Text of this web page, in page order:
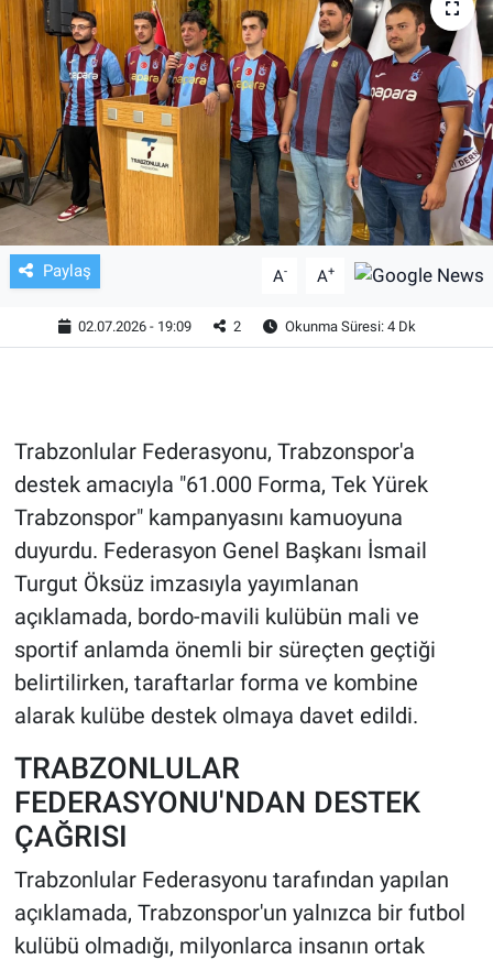
Paylaş A- A+
02.07.2026 - 19:09 2 Okunma Süresi: 4 Dk
Trabzonlular Federasyonu, Trabzonspor'a
destek amacıyla "61.000 Forma, Tek Yürek
Trabzonspor" kampanyasını kamuoyuna
duyurdu. Federasyon Genel Başkanı İsmail
Turgut Öksüz imzasıyla yayımlanan
açıklamada, bordo-mavili kulübün mali ve
sportif anlamda önemli bir süreçten geçtiği
belirtilirken, taraftarlar forma ve kombine
alarak kulübe destek olmaya davet edildi.
TRABZONLULAR
FEDERASYONU'NDAN DESTEK
ÇAĞRISI
Trabzonlular Federasyonu tarafından yapılan
açıklamada, Trabzonspor'un yalnızca bir futbol
kulübü olmadığı, milyonlarca insanın ortak
SAĞLIK
GENEL
KÜLTÜR SANAT
ASAYİŞ
EKONOMİ
EĞİTİM
HABERDE İNSAN
POLİTİKA
SPOR
MAGAZİN
Bilim, Teknoloji